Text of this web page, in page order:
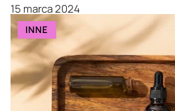
15 marca 2024
INNE